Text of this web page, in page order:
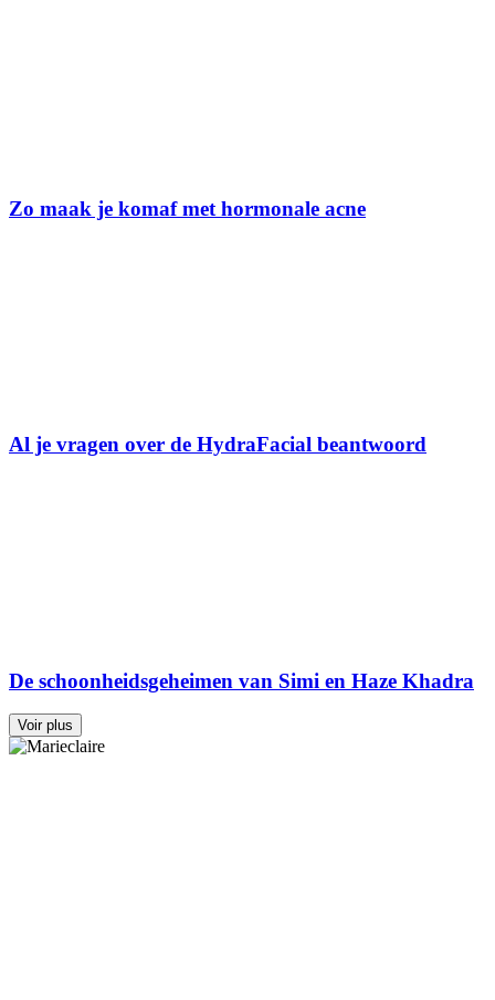
Zo maak je komaf met hormonale acne
Al je vragen over de HydraFacial beantwoord
De schoonheidsgeheimen van Simi en Haze Khadra
Voir plus